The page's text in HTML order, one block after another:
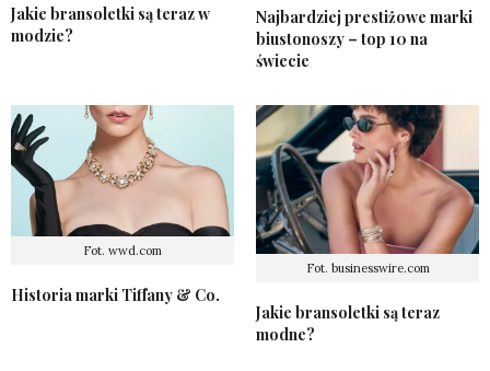
Jakie bransoletki są teraz w
modzie?
Najbardziej prestiżowe marki
biustonoszy – top 10 na
świecie
Fot. wwd.com
Historia marki Tiffany & Co.
Fot. businesswire.com
Jakie bransoletki są teraz
modne?